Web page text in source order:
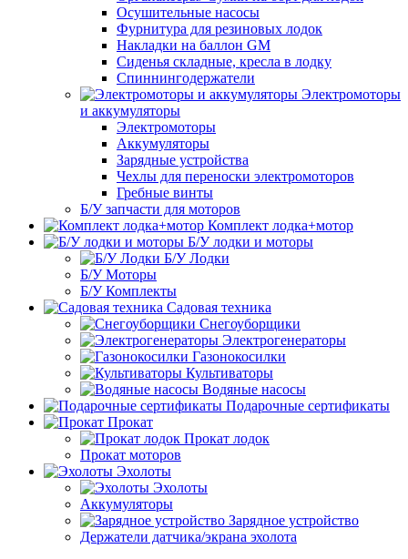
Осушительные насосы
Фурнитура для резиновых лодок
Накладки на баллон GM
Сиденья складные, кресла в лодку
Спиннингодержатели
Электромоторы
и аккумуляторы
Электромоторы
Аккумуляторы
Зарядные устройства
Чехлы для переноски электромоторов
Гребные винты
Б/У запчасти для моторов
Комплект лодка+мотор
Б/У лодки и моторы
Б/У Лодки
Б/У Моторы
Б/У Комплекты
Садовая техника
Снегоуборщики
Электрогенераторы
Газонокосилки
Культиваторы
Водяные насосы
Подарочные сертификаты
Прокат
Прокат лодок
Прокат моторов
Эхолоты
Эхолоты
Аккумуляторы
Зарядное устройство
Держатели датчика/экрана эхолота